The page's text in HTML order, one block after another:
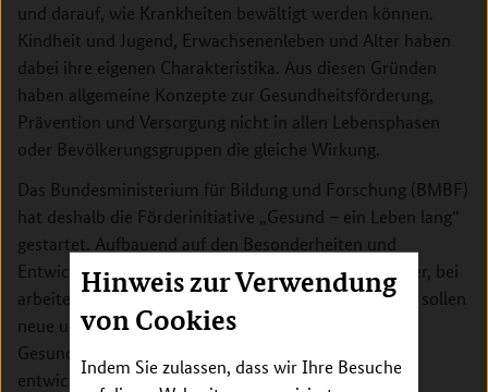
Hinweis zur Verwendung
von Cookies
Indem Sie zulassen, dass wir Ihre Besuche
und darauf, wie Krankheiten bewältigt werden können.
Kindheit und Jugend, Erwachsenenleben und Alter haben
dabei ihre eigenen Charakteristika. Aus diesen Gründen
haben allgemeine Konzepte zur Gesundheitsförderung,
Prävention und Versorgung nicht in allen Lebensphasen
oder Bevölkerungsgruppen die gleiche Wirkung.
Das Bundesministerium für Bildung und Forschung (BMBF)
hat deshalb die Förderinitiative „Gesund – ein Leben lang“
gestartet. Aufbauend auf den Besonderheiten und
Entwicklungen bei Kindern und Jugendlichen, im Alter, bei
arbeitenden Menschen und bei Männern und Frauen sollen
neue und wirkungsvolle Konzepte zur
Gesundheitsförderung, Prävention und Versorgung
entwickelt werden.